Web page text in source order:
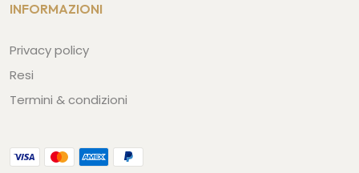
INFORMAZIONI
Privacy policy
Resi
Termini & condizioni